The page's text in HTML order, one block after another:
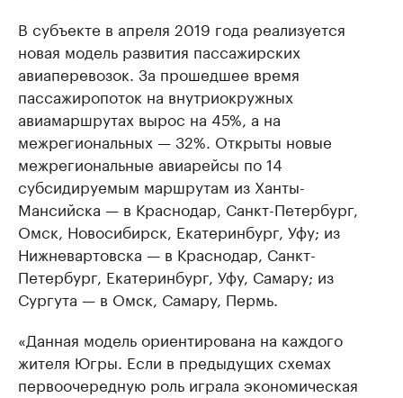
В субъекте в апреля 2019 года реализуется
новая модель развития пассажирских
авиаперевозок. За прошедшее время
пассажиропоток на внутриокружных
авиамаршрутах вырос на 45%, а на
межрегиональных — 32%. Открыты новые
межрегиональные авиарейсы по 14
субсидируемым маршрутам из Ханты-
Мансийска — в Краснодар, Санкт-Петербург,
Омск, Новосибирск, Екатеринбург, Уфу; из
Нижневартовска — в Краснодар, Санкт-
Петербург, Екатеринбург, Уфу, Самару; из
Сургута — в Омск, Самару, Пермь.
«Данная модель ориентирована на каждого
жителя Югры. Если в предыдущих схемах
первоочередную роль играла экономическая